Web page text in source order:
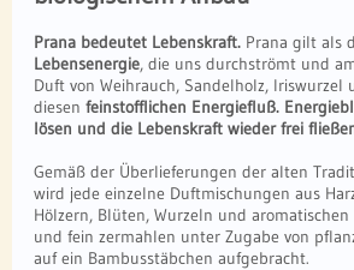
Prana bedeutet Lebenskraft. Prana gilt als
Lebensenergie, die uns durchströmt und
Duft von Weihrauch, Sandelholz, Iriswurzel
diesen feinstofflichen Energiefluß.
lösen und die Lebenskraft wieder frei
Gemäß der Überlieferungen der alten
wird jede einzelne Duftmischungen aus
Hölzern, Blüten, Wurzeln und
und fein zermahlen unter Zugabe von
auf ein Bambusstäbchen aufgebracht.